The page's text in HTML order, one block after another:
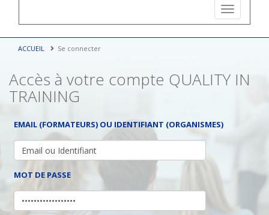
Toggle
ACCUEIL Se connecter
Accès à votre compte QUALITY IN
TRAINING
EMAIL (FORMATEURS) OU IDENTIFIANT (ORGANISMES)
MOT DE PASSE